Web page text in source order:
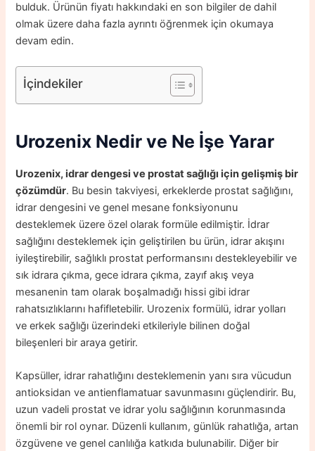
bulduk. Ürünün fiyatı hakkındaki en son bilgiler de dahil
olmak üzere daha fazla ayrıntı öğrenmek için okumaya
devam edin.
İçindekiler
Urozenix Nedir ve Ne İşe Yarar
Urozenix, idrar dengesi ve prostat sağlığı için gelişmiş bir
çözümdür. Bu besin takviyesi, erkeklerde prostat sağlığını,
idrar dengesini ve genel mesane fonksiyonunu
desteklemek üzere özel olarak formüle edilmiştir. İdrar
sağlığını desteklemek için geliştirilen bu ürün, idrar akışını
iyileştirebilir, sağlıklı prostat performansını destekleyebilir ve
sık idrara çıkma, gece idrara çıkma, zayıf akış veya
mesanenin tam olarak boşalmadığı hissi gibi idrar
rahatsızlıklarını hafifletebilir. Urozenix formülü, idrar yolları
ve erkek sağlığı üzerindeki etkileriyle bilinen doğal
bileşenleri bir araya getirir.
Kapsüller, idrar rahatlığını desteklemenin yanı sıra vücudun
antioksidan ve antienflamatuar savunmasını güçlendirir. Bu,
uzun vadeli prostat ve idrar yolu sağlığının korunmasında
önemli bir rol oynar. Düzenli kullanım, günlük rahatlığa, artan
özgüvene ve genel canlılığa katkıda bulunabilir. Diğer bir